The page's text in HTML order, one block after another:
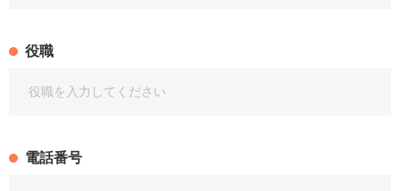
役職
電話番号